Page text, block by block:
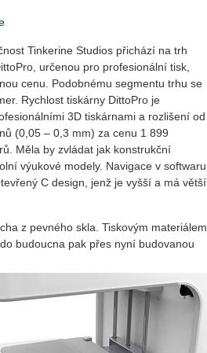
Tinkerine Studios přichází na trh
určenou pro profesionální tisk,
cenu. Podobnému segmentu trhu se
Rychlost tiskárny DittoPro je
3D tiskárnami a rozlišení od
(0,05 – 0,3 mm) za cenu 1 899
Měla by zvládat jak konstrukční
výukové modely. Navigace v softwaru
C design, jenž je vyšší a má větší
z pevného skla. Tiskovým materiálem
, do budoucna pak přes nyní budovanou